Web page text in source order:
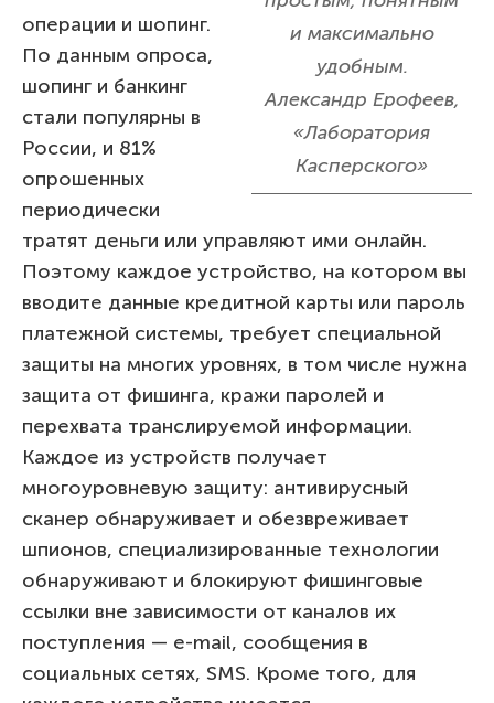
и максимально
удобным.
Александр Ерофеев,
«Лаборатория
Касперского»
операции и шопинг.
По данным опроса,
шопинг и банкинг
стали популярны в
России, и 81%
опрошенных
периодически
тратят деньги или управляют ими онлайн.
Поэтому каждое устройство, на котором вы
вводите данные кредитной карты или пароль
платежной системы, требует специальной
защиты на многих уровнях, в том числе нужна
защита от фишинга, кражи паролей и
перехвата транслируемой информации.
Каждое из устройств получает
многоуровневую защиту: антивирусный
сканер обнаруживает и обезвреживает
шпионов, специализированные технологии
обнаруживают и блокируют фишинговые
ссылки вне зависимости от каналов их
поступления — e-mail, сообщения в
социальных сетях, SMS. Кроме того, для